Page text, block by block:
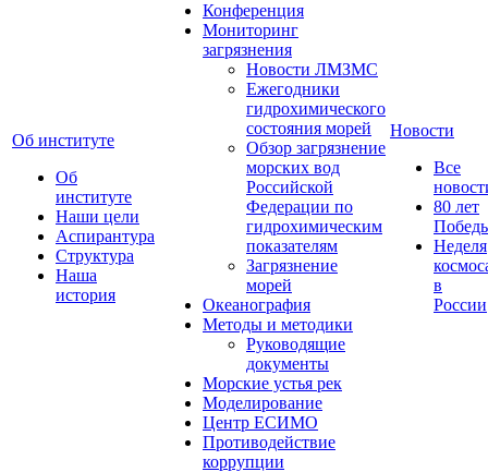
Об институте
Об
институте
Наши цели
Аспирантура
Структура
Наша
история
Конференция
Мониторинг
загрязнения
Новости ЛМЗМС
Ежегодники
гидрохимического
состояния морей
Обзор загрязнение
морских вод
Российской
Федерации по
гидрохимическим
показателям
Загрязнение
морей
Океанография
Методы и методики
Руководящие
документы
Морские устья рек
Моделирование
Центр ЕСИМО
Противодействие
коррупции
Новости
Все
80 лет
Неделя
в
России